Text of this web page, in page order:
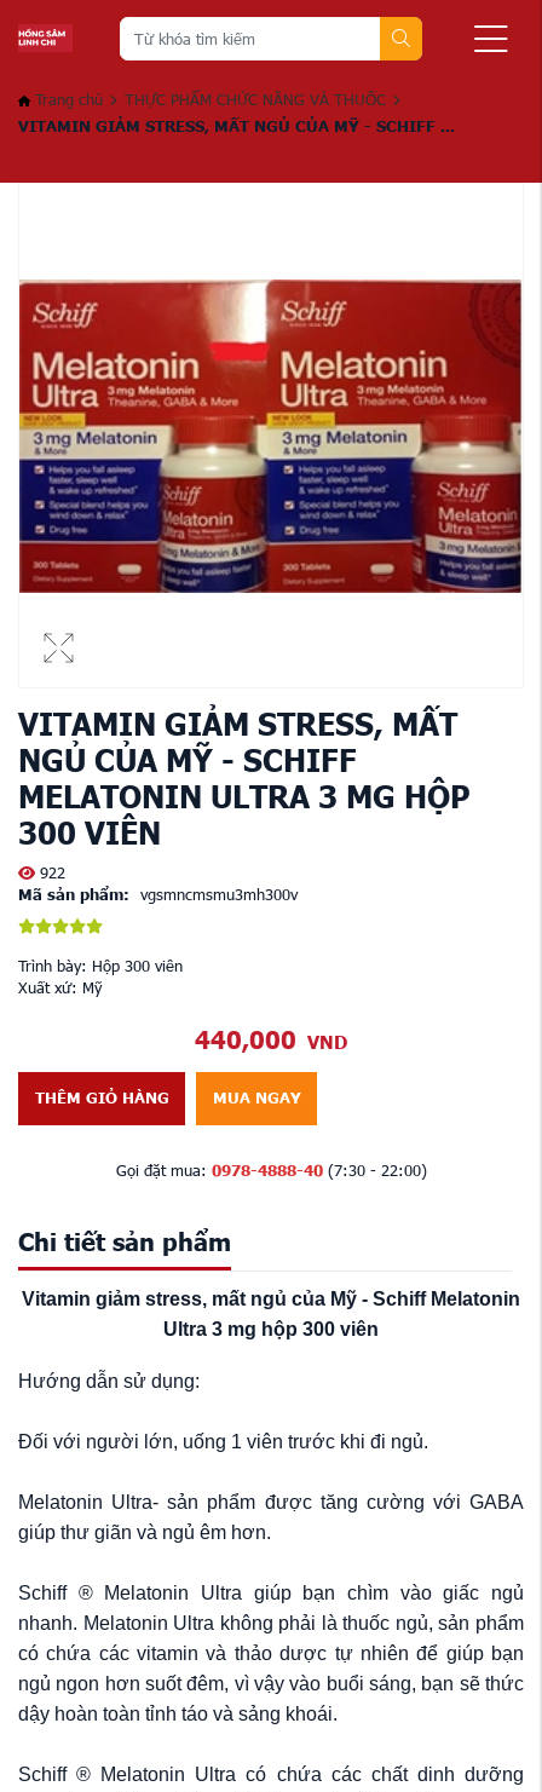
Trang chủ
THỰC PHẨM CHỨC NĂNG VÀ THUỐC
VITAMIN GIẢM STRESS, MẤT NGỦ CỦA MỸ - SCHIFF ...
VITAMIN GIẢM STRESS, MẤT
NGỦ CỦA MỸ - SCHIFF
MELATONIN ULTRA 3 MG HỘP
300 VIÊN
922
Mã sản phẩm:
vgsmncmsmu3mh300v
Trình bày: Hộp 300 viên
Xuất xứ: Mỹ
440,000 VND
THÊM GIỎ HÀNG MUA NGAY
Gọi đặt mua: 0978-4888-40(7:30 - 22:00)
Chi tiết sản phẩm
Vitamin giảm stress, mất ngủ của Mỹ - Schiff Melatonin
Ultra 3 mg hộp 300 viên
Hướng dẫn sử dụng:
Đối với người lớn, uống 1 viên trước khi đi ngủ.
Melatonin Ultra- sản phẩm được tăng cường với GABA
giúp thư giãn và ngủ êm hơn.
Schiff ® Melatonin Ultra giúp bạn chìm vào giấc ngủ
nhanh. Melatonin Ultra không phải là thuốc ngủ, sản phẩm
có chứa các vitamin và thảo dược tự nhiên để giúp bạn
ngủ ngon hơn suốt đêm, vì vậy vào buổi sáng, bạn sẽ thức
dậy hoàn toàn tỉnh táo và sảng khoái.
Schiff ® Melatonin Ultra có chứa các chất dinh dưỡng